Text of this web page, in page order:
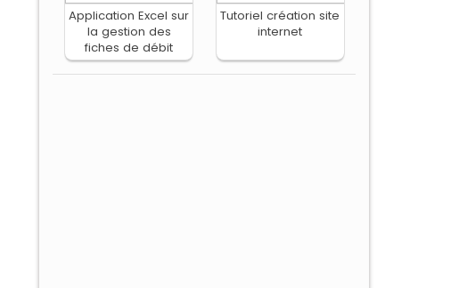
Application Excel sur
la gestion des
fiches de débit
Tutoriel création site
internet